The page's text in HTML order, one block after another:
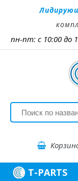
пн-пт: с 10:00
T-PARTS